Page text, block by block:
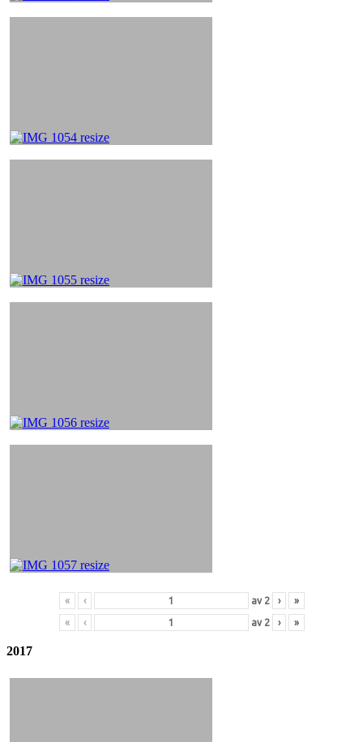
« ‹ av 2 › »
« ‹ av 2 › »
2017